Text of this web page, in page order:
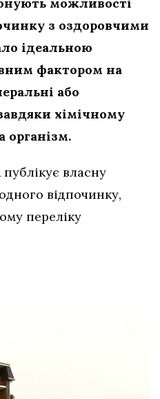
з оздоровчими
ідеальною
фактором на
або
хімічному
організм.
власну
відпочинку,
переліку